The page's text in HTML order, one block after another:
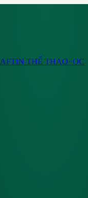
AFTIN THỂ THAO· OC